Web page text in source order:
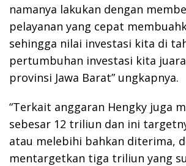
namanya lakukan dengan
pelayanan yang cepat
sehingga nilai investasi kita di
pertumbuhan investasi kita
provinsi Jawa Barat” ungkapnya.
“Terkait anggaran Hengky juga
sebesar 12 triliun dan ini
atau melebihi bahkan diterima,
mentargetkan tiga triliun yang